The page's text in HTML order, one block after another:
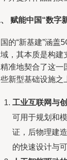
赋能中国“数字
的“新基建”涵盖
，其本质是构建
准地契合了这一
新型基础设施之
工业互联网与
可用于规划和
证，后物理建
的快速设计与